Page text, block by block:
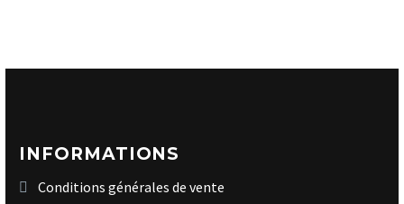
INFORMATIONS
Conditions générales de vente